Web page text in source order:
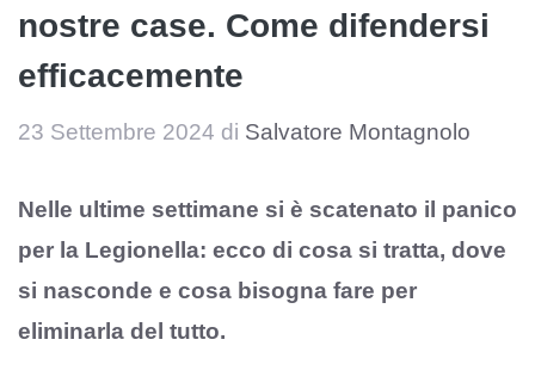
nostre case. Come difendersi
efficacemente
23 Settembre 2024 di Salvatore Montagnolo
Nelle ultime settimane si è scatenato il panico
per la Legionella: ecco di cosa si tratta, dove
si nasconde e cosa bisogna fare per
eliminarla del tutto.